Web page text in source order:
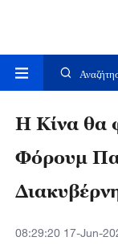
Η Κίνα θα
Φόρουμ
08:29:20 17-Jun-